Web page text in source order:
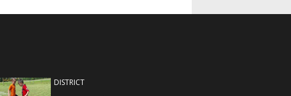
DISTRICT